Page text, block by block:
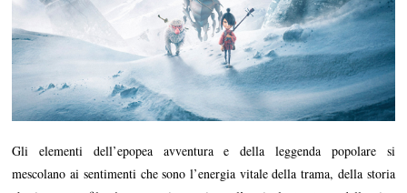
Gli elementi dell’epopea avventura e della leggenda popolare si
mescolano ai sentimenti che sono l’energia vitale della trama, della storia